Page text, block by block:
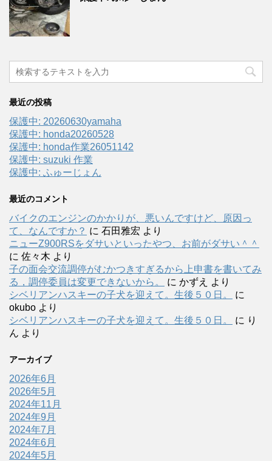
最近の投稿
保護中: 20260630yamaha
保護中: honda20260528
保護中: honda作業26051142
保護中: suzuki 作業
保護中: ふゅーじょん
最近のコメント
バイクのエンジンのかかりが、悪いんですけど、原因っ
て、なんですか？ に 石田雅宏 より
ニューZ900RSをダサいといったやつ、お前がダサい＾＾
に 佐々木 より
子の面会交流調停がむかつきすぎるから上申書を書いてみ
る，調停委員は変更できないから。
に かずえ
より
シベリアンハスキーの子犬を迎えて。生後５０日。
に
okubo より
シベリアンハスキーの子犬を迎えて。生後５０日。
に り
ん より
アーカイブ
2026年6月
2026年5月
2024年11月
2024年9月
2024年7月
2024年6月
2024年5月